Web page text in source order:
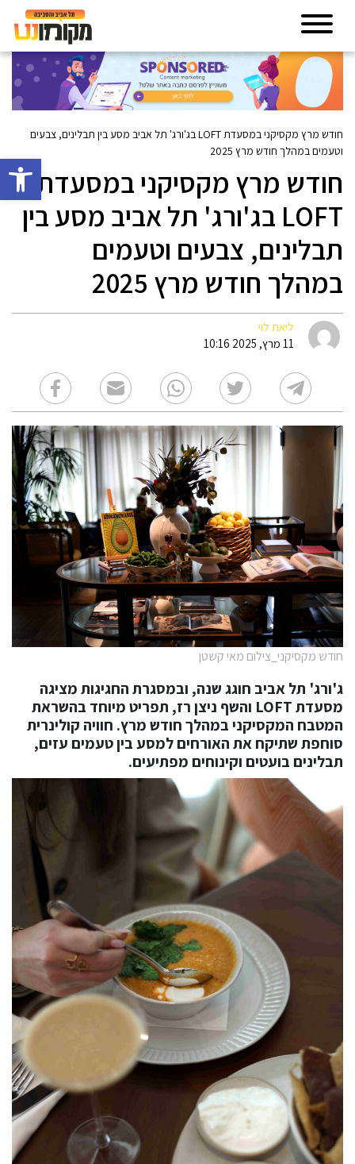
פתח
חודש מרץ מקסיקני במסעדת LOFT בג'ורג' תל אביב מסע בין תבלינים, צבעים
וטעמים במהלך חודש מרץ 2025
חודש מרץ מקסיקני במסעדת
LOFT בג'ורג' תל אביב מסע בין
תבלינים, צבעים וטעמים
במהלך חודש מרץ 2025
ליאת לוי
11 מרץ, 2025 10:16
חודש מקסיקני_צילום מאי קשטן
ג'ורג' תל אביב חוגג שנה, ובמסגרת החגיגות מציגה
מסעדת LOFT והשף ניצן רז, תפריט מיוחד בהשראת
המטבח המקסיקני במהלך חודש מרץ. חוויה קולינרית
סוחפת שתיקח את האורחים למסע בין טעמים עזים,
תבלינים בועטים וקינוחים מפתיעים.